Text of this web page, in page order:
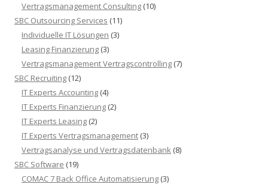
Vertragsmanagement Consulting (10)
SBC Outsourcing Services (11)
Individuelle IT Lösungen (3)
Leasing Finanzierung (3)
Vertragsmanagement Vertragscontrolling (7)
SBC Recruiting (12)
IT Experts Accounting (4)
IT Experts Finanzierung (2)
IT Experts Leasing (2)
IT Experts Vertragsmanagement (3)
Vertragsanalyse und Vertragsdatenbank (8)
SBC Software (19)
COMAC 7 Back Office Automatisierung (3)